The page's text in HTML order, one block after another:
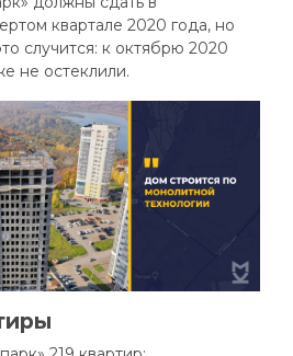
квартале 2020 года, но
случится: к октябрю 2020
не остеклили.